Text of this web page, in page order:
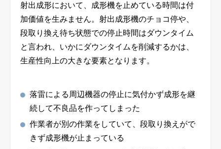
射出成形において、成形機を止めている時間は付
加価値を生みません。射出成形機のチョコ停や、
段取り換え待ち状態での停止時間はダウンタイム
と言われ、いかにダウンタイムを削減するかは、
生産性向上の大きな要素となります。
落雷による周辺機器の停止に気付かず成形を継
続して不良品を作ってしまった
作業者が別の作業をしていて、段取り換えがで
きず成形機が止まっている